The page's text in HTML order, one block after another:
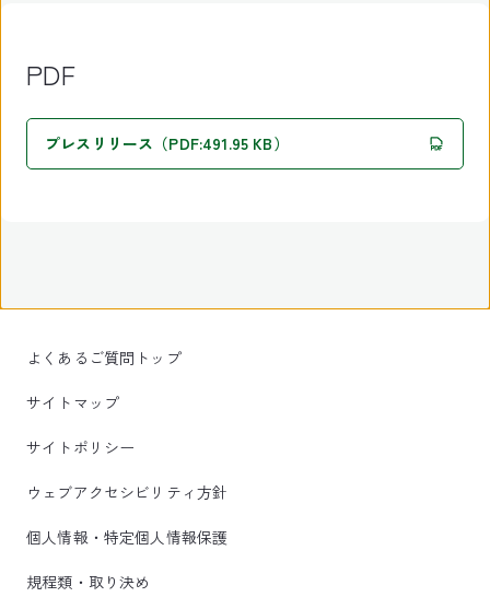
PDF
プレスリリース（PDF:491.95 KB）
よくあるご質問トップ
サイトマップ
サイトポリシー
ウェブアクセシビリティ方針
個人情報・特定個人情報保護
規程類・取り決め